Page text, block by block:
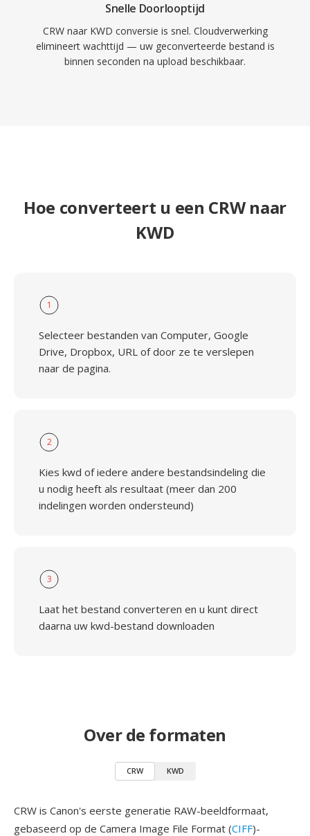
Snelle Doorlooptijd
CRW naar KWD conversie is snel. Cloudverwerking
elimineert wachttijd — uw geconverteerde bestand is
binnen seconden na upload beschikbaar.
Hoe converteert u een CRW naar
KWD
1
Selecteer bestanden van Computer, Google
Drive, Dropbox, URL of door ze te verslepen
naar de pagina.
2
Kies kwd of iedere andere bestandsindeling die
u nodig heeft als resultaat (meer dan 200
indelingen worden ondersteund)
3
Laat het bestand converteren en u kunt direct
daarna uw kwd-bestand downloaden
Over de formaten
CRW KWD
CRW is Canon's eerste generatie RAW-beeldformaat,
gebaseerd op de Camera Image File Format (CIFF)-